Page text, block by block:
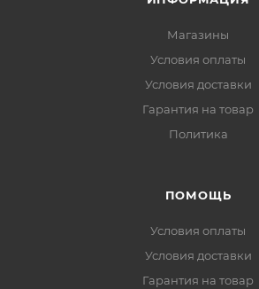
Магазины
Условия оплаты
Условия доставки
Гарантия на товар
Политика
ПОМОЩЬ
Условия оплаты
Условия доставки
Гарантия на товар